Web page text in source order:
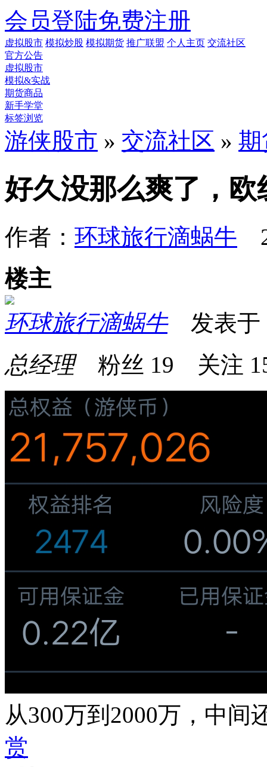
会员登陆免费注册
虚拟股市 模拟炒股 模拟期货 推广联盟 个人主页 交流社区
官方公告
虚拟股市
模拟&实战
期货商品
新手学堂
标签浏览
游侠股市 » 交流社区 » 期
好久没那么爽了，
作者： 环球旅行滴蜗牛
楼主
环球旅行滴蜗牛发表于
总经理粉丝 19 关注
从300万到2000万，中
赏